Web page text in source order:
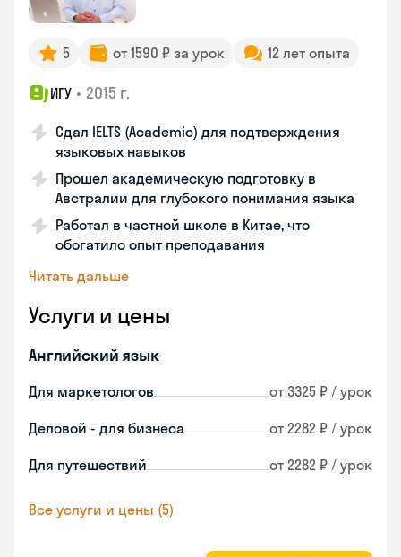
5 от 1590 ₽ за урок 12 лет опыта
ИГУ • 2015 г.
Сдал IELTS (Academic) для подтверждения
языковых навыков
Прошел академическую подготовку в
Австралии для глубокого понимания языка
Работал в частной школе в Китае, что
обогатило опыт преподавания
Читать дальше
Услуги и цены
Английский язык
Для маркетологов от 3325 ₽ / урок
Деловой - для бизнеса от 2282 ₽ / урок
Для путешествий от 2282 ₽ / урок
Все услуги и цены (5)